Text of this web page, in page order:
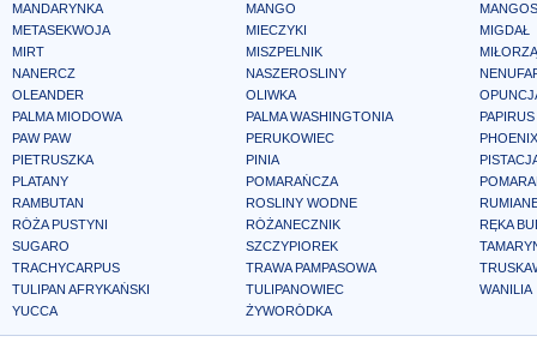
MANDARYNKA
MANGO
METASEKWOJA
MIECZYKI
MIGDAŁ
MIRT
MISZPELNIK
NANERCZ
NASZEROSLINY
OLEANDER
OLIWKA
PALMA MIODOWA
PALMA WASHINGTONIA
PAPIRUS
PAW PAW
PERUKOWIEC
PIETRUSZKA
PINIA
PLATANY
POMARAŃCZA
RAMBUTAN
ROSLINY WODNE
RÓŻA PUSTYNI
RÓŻANECZNIK
RĘKA
SUGARO
SZCZYPIOREK
TRACHYCARPUS
TRAWA PAMPASOWA
TULIPAN AFRYKAŃSKI
TULIPANOWIEC
WANILIA
YUCCA
ŻYWORÓDKA